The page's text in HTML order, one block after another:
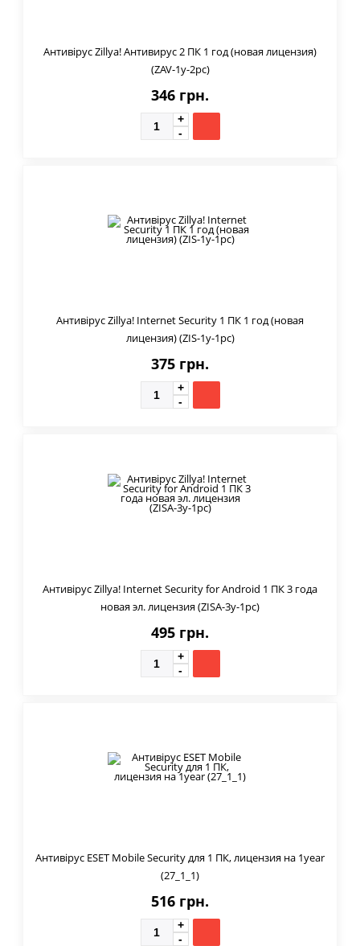
Антивірус Zillya! Антивирус 2 ПК 1 год (новая лицензия)
(ZAV-1y-2pc)
346 грн.
Антивірус Zillya! Internet Security 1 ПК 1 год (новая
лицензия) (ZIS-1y-1pc)
375 грн.
Антивірус Zillya! Internet Security for Android 1 ПК 3 года
новая эл. лицензия (ZISA-3y-1pc)
495 грн.
Антивірус ESET Mobile Security для 1 ПК, лицензия на 1year
(27_1_1)
516 грн.